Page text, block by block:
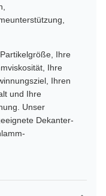
Ihre
Ihre
Ihren
und Ihre
Unser
Dekanter-